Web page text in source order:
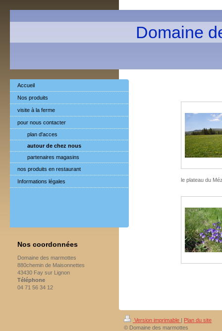
Domaine
le plateau du
Accueil
Nos produits
visite à la ferme
pour nous contacter
plan d'acces
autour de chez nous
partenaires magasins
nos produits en restaurant
Informations légales
Nos coordonnées
Domaine des marmottes
880chemin de Maisonnettes
43430 Fay sur Lignon
Téléphone
04 71 56 34 12
Version imprimable | Plan du site
© Domaine des marmottes